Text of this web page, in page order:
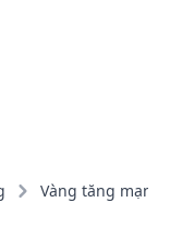
Vàng tăng mạnh